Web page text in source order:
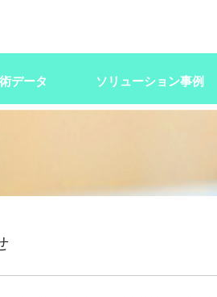
データ ソリューション事例